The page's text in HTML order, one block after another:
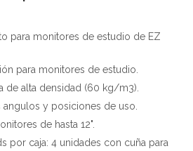
para monitores de estudio de EZ
para monitores de estudio.
de alta densidad (60 kg/m3).
angulos y posiciones de uso.
de hasta 12".
por caja: 4 unidades con cuña para